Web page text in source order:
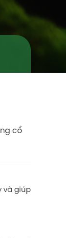
cổ
và giúp